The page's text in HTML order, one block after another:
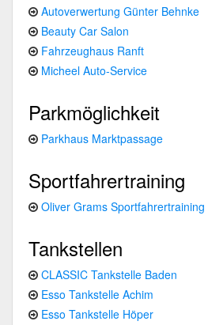
Autoverwertung Günter Behnke
Beauty Car Salon
Fahrzeughaus Ranft
Micheel Auto-Service
Parkmöglichkeit
Parkhaus Marktpassage
Sportfahrertraining
Oliver Grams Sportfahrertraining
Tankstellen
CLASSIC Tankstelle Baden
Esso Tankstelle Achim
Esso Tankstelle Höper